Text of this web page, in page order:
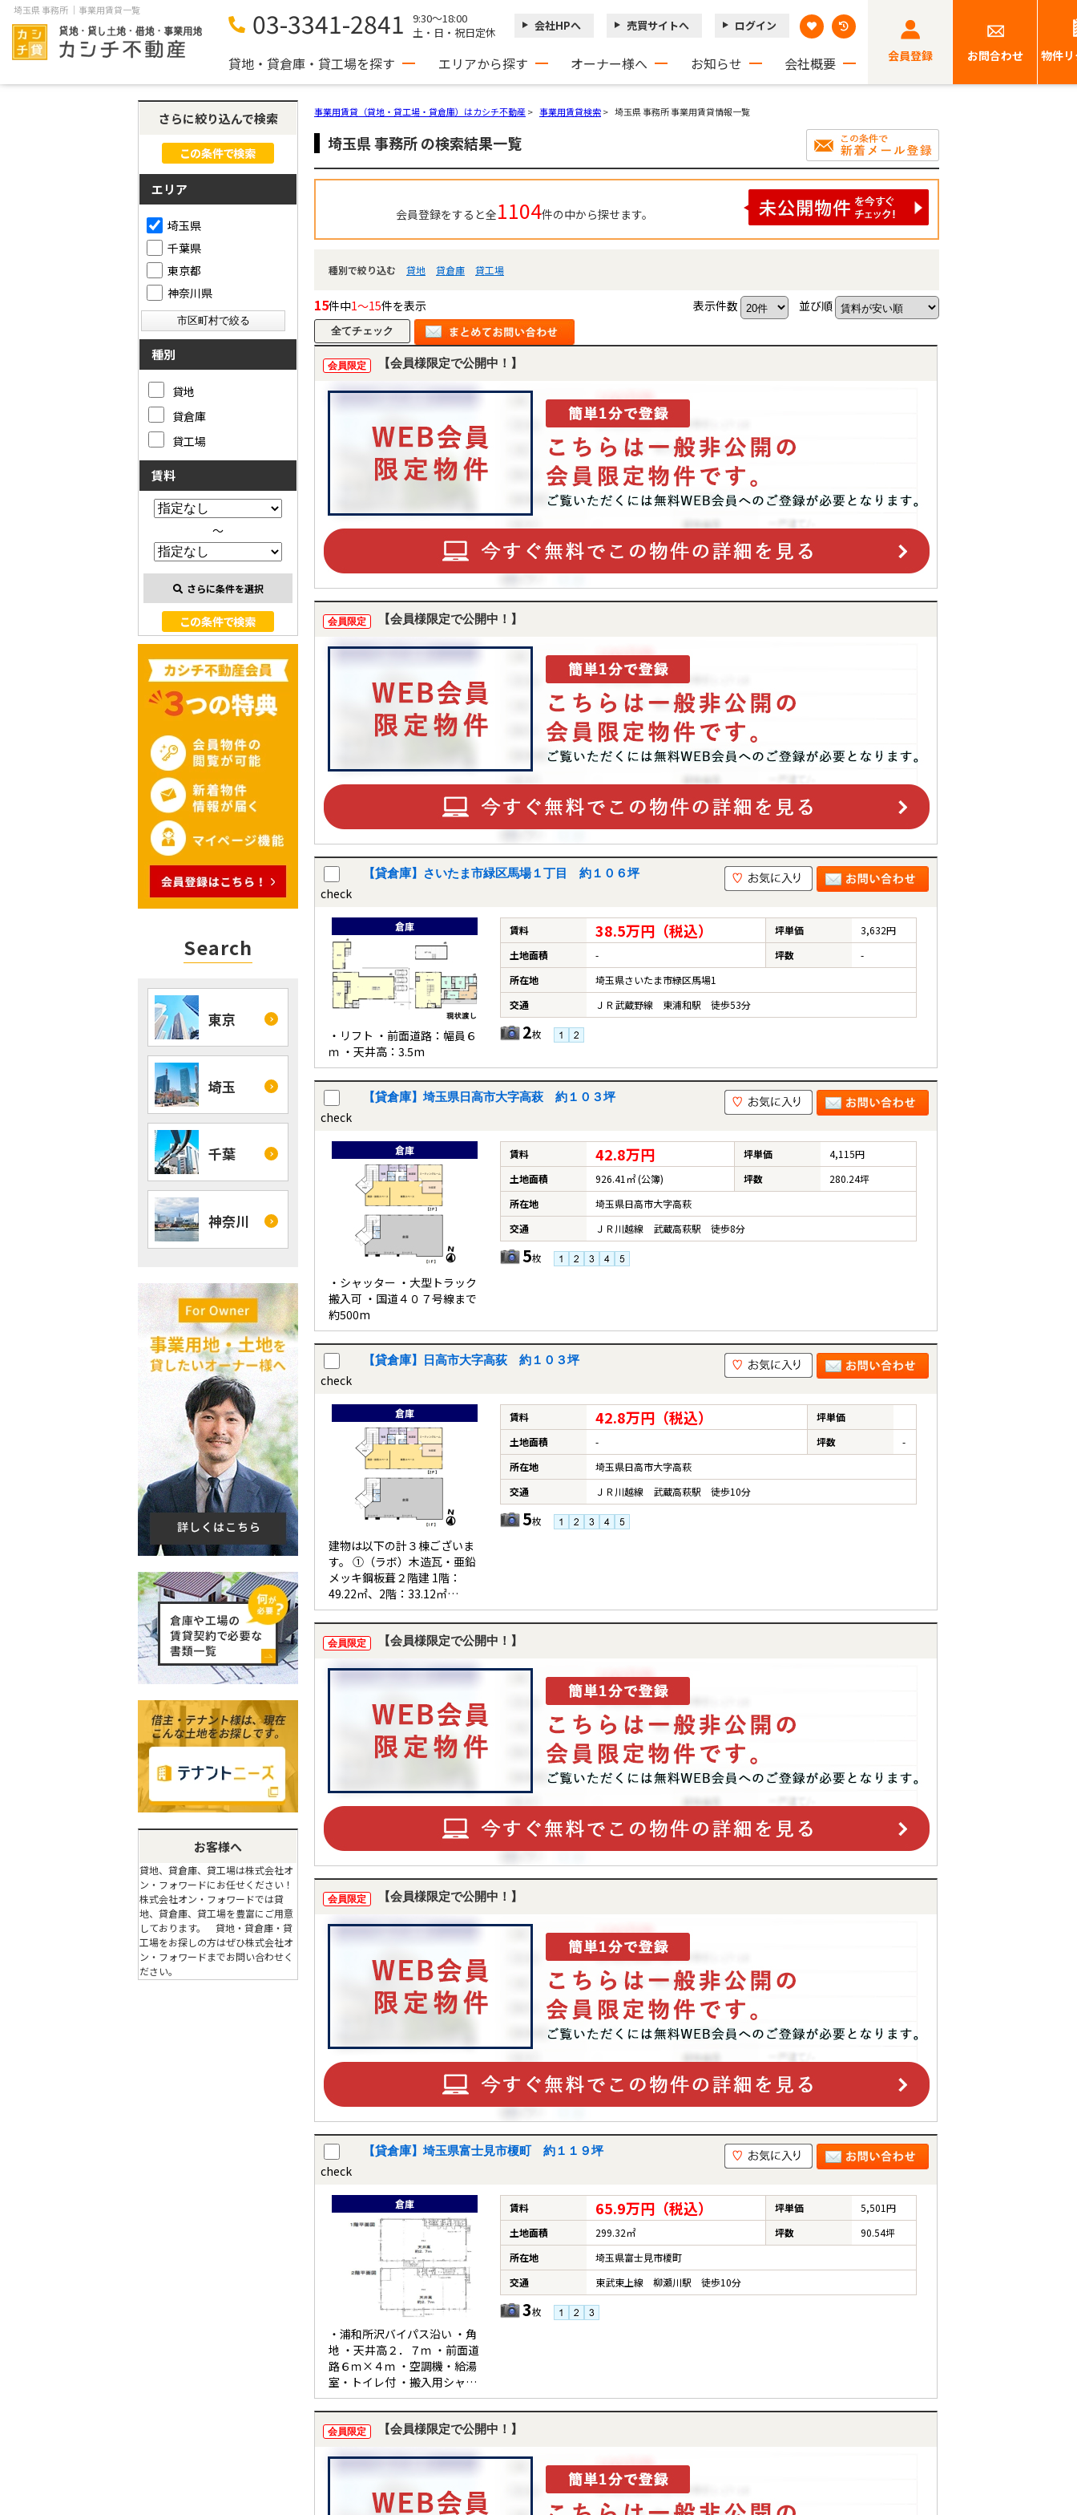
埼玉県 事務所 ｜事業用賃貸一覧 03-3341-2841
9:30～18:00
土・日・祝日定休
会社HPへ 売買サイトへ ログイン
貸地・貸倉庫・貸工場を探す エリアから探す オーナー様へ お知らせ 会社概要 会員登録 お問合わせ 物件
事業用賃貸（貸地・貸工場・貸倉庫）はカシチ不動産> 事業用賃貸検索> 埼玉県 事務所 事業用賃貸情報一覧
埼玉県 事務所 の検索結果一覧
会員登録をすると全1104件の中から探せます。
種別で絞り込む 貸地 貸倉庫 貸工場
15件中1～15件を表示 表示件数 並び順
会員限定 【会員様限定で公開中！】
会員限定 【会員様限定で公開中！】
check
【貸倉庫】さいたま市緑区馬場１丁目 約１０６坪
倉庫
・リフト ・前面道路：幅員６
ｍ ・天井高：3.5m
賃料 38.5万円（税込） 坪単価
3,632円
土地面積
- 坪数
-
所在地
埼玉県さいたま市緑区馬場1
交通
ＪＲ武蔵野線 東浦和駅 徒歩53分
2枚
check
【貸倉庫】埼玉県日高市大字高萩 約１０３坪
倉庫
・シャッター ・大型トラック
搬入可 ・国道４０７号線まで
約500m
賃料 42.8万円 坪単価
4,115円
土地面積
926.41㎡ (公簿) 坪数
280.24坪
所在地
埼玉県日高市大字高萩
交通
ＪＲ川越線 武蔵高萩駅 徒歩8分
5枚
check
【貸倉庫】日高市大字高荻 約１０３坪
倉庫
建物は以下の計３棟ございま
す。 ①（ラボ）木造瓦・亜鉛
メッキ鋼板葺２階建 1階：
49.22㎡、2階：33.12㎡
②（事務所・倉庫）木造亜鉛
メッキ鋼板２階建 1階：
172.66㎡、2階：171.13㎡
キ鋼板葺２階建 1階：52.98
賃料 42.8万円（税込）
坪単価
土地面積
- 坪数
-
所在地
埼玉県日高市大字高萩
交通
ＪＲ川越線 武蔵高萩駅 徒歩10分
5枚
会員限定 【会員様限定で公開中！】
会員限定 【会員様限定で公開中！】
check
【貸倉庫】埼玉県富士見市榎町 約１１９坪
倉庫
・浦和所沢バイパス沿い ・角
地 ・天井高２．７ｍ ・前面道
路６ｍ×４ｍ ・空調機・給湯
室・トイレ付 ・搬入用シャッ
ター付 ・前面専用駐車場6台
分 ・北東側共有敷地利用可能
賃料 65.9万円（税込） 坪単価
5,501円
土地面積
299.32㎡ 坪数
90.54坪
所在地
埼玉県富士見市榎町
交通
東武東上線 柳瀬川駅 徒歩10分
3枚
会員限定 【会員様限定で公開中！】
さらに絞り込んで検索
エリア
埼玉県
千葉県
東京都
神奈川県
種別
貸地
貸倉庫
貸工場
賃料
～
さらに条件を選択
Search
東京
埼玉
千葉
神奈川
お客様へ
貸地、貸倉庫、貸工場は株式会社オ
ン・フォワードにお任せください！
株式会社オン・フォワードでは貸
地、貸倉庫、貸工場を豊富にご用意
しております。 貸地・貸倉庫・貸
工場をお探しの方はぜひ株式会社オ
ン・フォワードまでお問い合わせく
ださい。